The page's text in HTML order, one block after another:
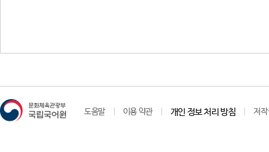
도움말 이용 약관 개인 정보 처리 방침 저